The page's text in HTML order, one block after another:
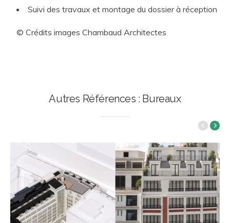
Suivi des travaux et montage du dossier à réception
© Crédits images Chambaud Architectes
Autres Références : Bureaux